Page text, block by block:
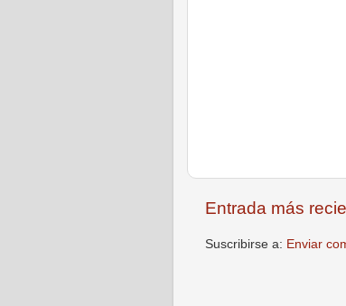
Entrada más
Suscribirse a: Enviar